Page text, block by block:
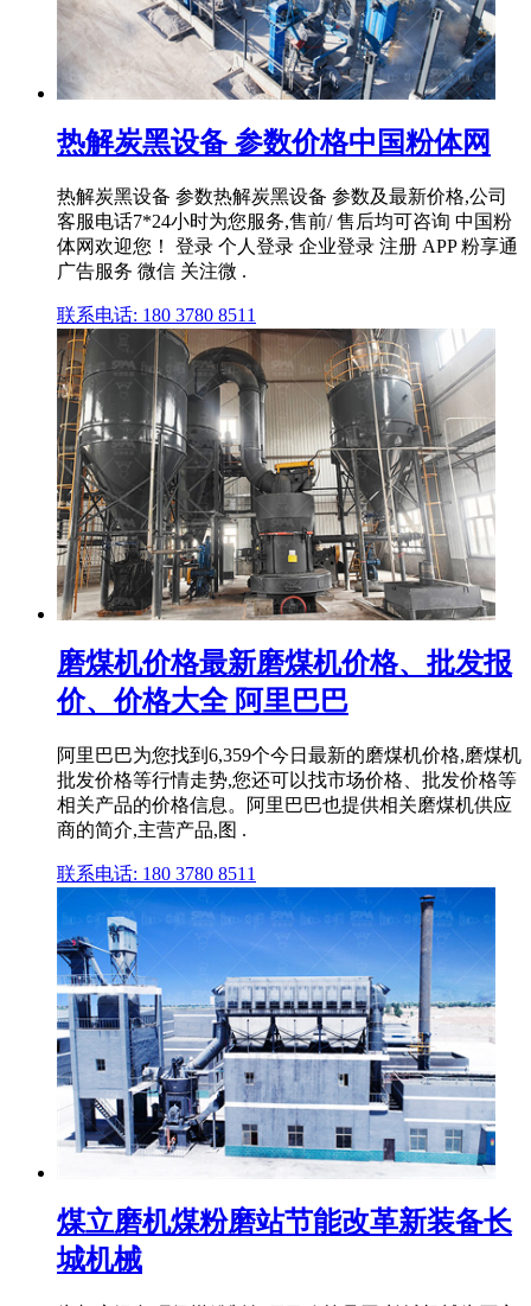
热解炭黑设备 参数价格中国粉体网
热解炭黑设备 参数热解炭黑设备 参数及最新价格,公司
客服电话7*24小时为您服务,售前/ 售后均可咨询 中国粉
体网欢迎您！ 登录 个人登录 企业登录 注册 APP 粉享通
广告服务 微信 关注微 .
联系电话: 180 3780 8511
磨煤机价格最新磨煤机价格、批发报
价、价格大全 阿里巴巴
阿里巴巴为您找到6,359个今日最新的磨煤机价格,磨煤机
批发价格等行情走势,您还可以找市场价格、批发价格等
相关产品的价格信息。阿里巴巴也提供相关磨煤机供应
商的简介,主营产品,图 .
联系电话: 180 3780 8511
煤立磨机煤粉磨站节能改革新装备长
城机械